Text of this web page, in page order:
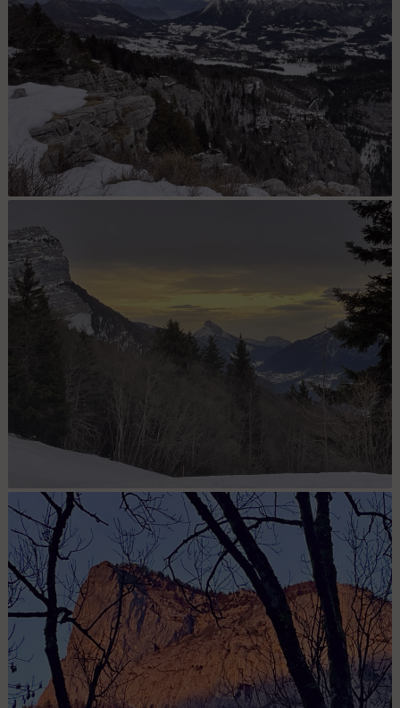
en montant la piste du Granier